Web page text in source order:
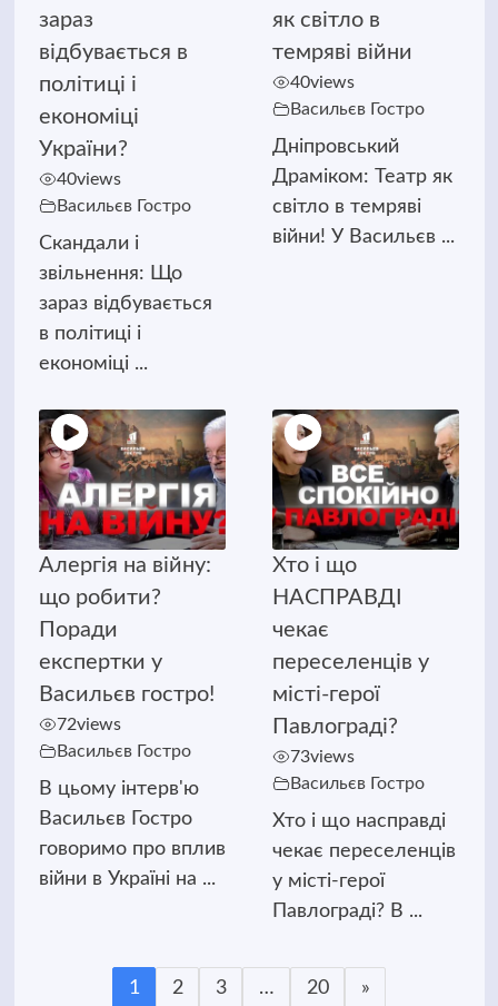
зараз
відбувається в
політиці і
економіці
України?
40views
Васильєв Гостро
Скандали і
звільнення: Що
зараз відбувається
в політиці і
економіці ...
як світло в
темряві війни
40views
Васильєв Гостро
Дніпровський
Драміком: Театр як
світло в темряві
війни! У Васильєв ...
Алергія на війну:
що робити?
Поради
експертки у
Васильєв гостро!
72views
Васильєв Гостро
В цьому інтерв'ю
Васильєв Гостро
говоримо про вплив
війни в Україні на ...
Хто і що
НАСПРАВДІ
чекає
переселенців у
місті-герої
Павлограді?
73views
Васильєв Гостро
Хто і що насправді
чекає переселенців
у місті-герої
Павлограді? В ...
1 2 3 … 20 »